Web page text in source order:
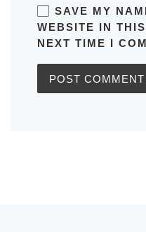
SAVE MY
WEBSITE IN
NEXT TIME I